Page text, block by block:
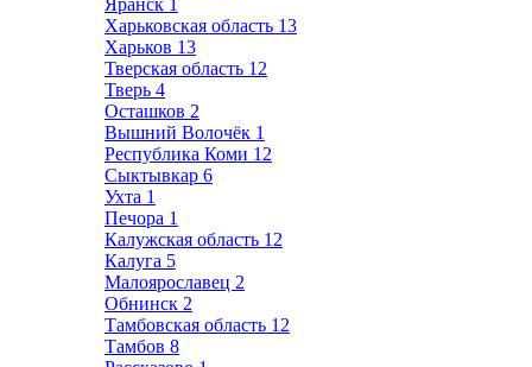
Яранск 1
Харьковская область 13
Харьков 13
Тверская область 12
Тверь 4
Осташков 2
Вышний Волочёк 1
Республика Коми 12
Сыктывкар 6
Ухта 1
Печора 1
Калужская область 12
Калуга 5
Малоярославец 2
Обнинск 2
Тамбовская область 12
Тамбов 8